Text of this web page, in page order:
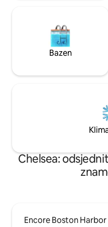
Bazen
Chelsea:
Encore Boston Harbor